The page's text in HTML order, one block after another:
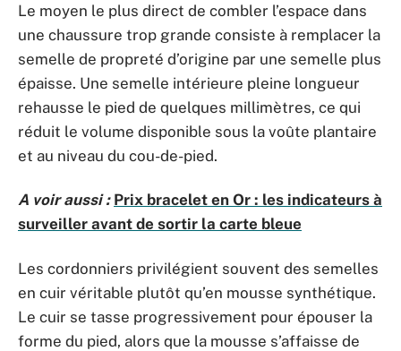
Le moyen le plus direct de combler l’espace dans
une chaussure trop grande consiste à remplacer la
semelle de propreté d’origine par une semelle plus
épaisse. Une semelle intérieure pleine longueur
rehausse le pied de quelques millimètres, ce qui
réduit le volume disponible sous la voûte plantaire
et au niveau du cou-de-pied.
A voir aussi : Prix bracelet en Or : les indicateurs à
surveiller avant de sortir la carte bleue
Les cordonniers privilégient souvent des semelles
en cuir véritable plutôt qu’en mousse synthétique.
Le cuir se tasse progressivement pour épouser la
forme du pied, alors que la mousse s’affaisse de